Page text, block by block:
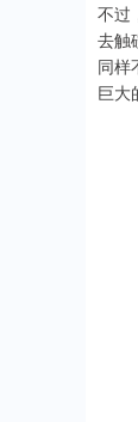
不过
去触
同样
巨大